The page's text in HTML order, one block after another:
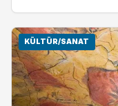
KÜLTÜR/SANAT